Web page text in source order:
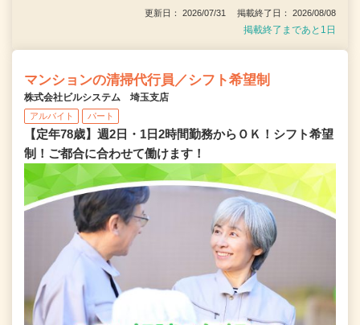
更新日： 2026/07/31 掲載終了日： 2026/08/08
掲載終了まであと1日
マンションの清掃代行員／シフト希望制
株式会社ビルシステム 埼玉支店
アルバイト パート
【定年78歳】週2日・1日2時間勤務からＯＫ！シフト希望
制！ご都合に合わせて働けます！